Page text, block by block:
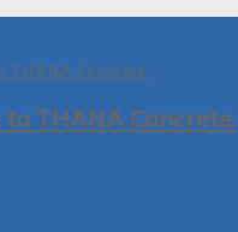
THANA Concrete.